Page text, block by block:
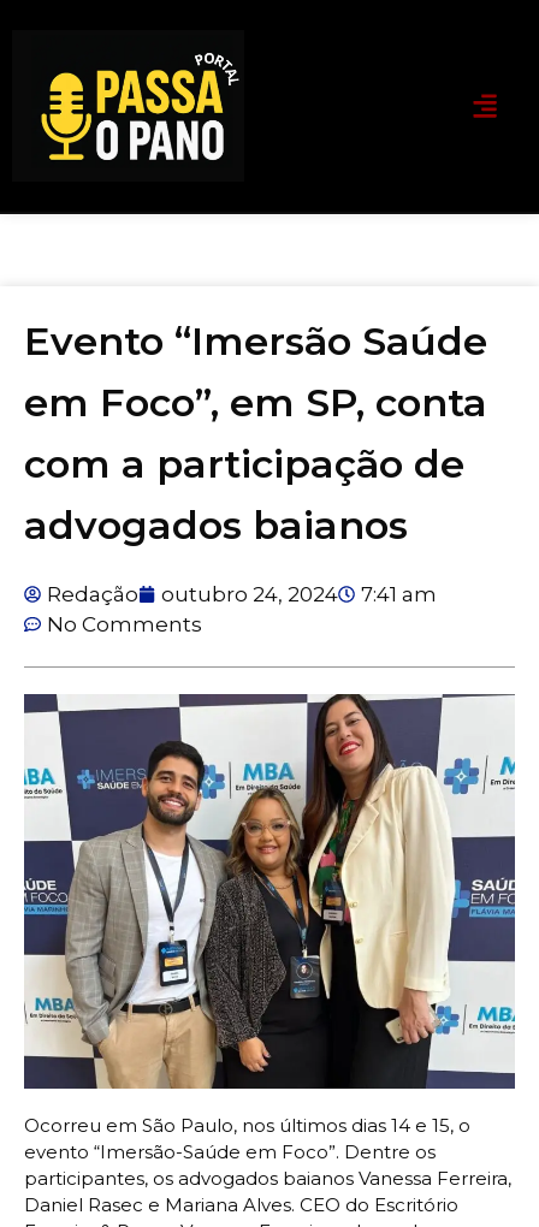
Evento “Imersão Saúde
em Foco”, em SP, conta
com a participação de
advogados baianos
Redação outubro 24, 2024
7:41 am
No Comments
Ocorreu em São Paulo, nos últimos dias 14 e 15, o
evento “Imersão-Saúde em Foco”. Dentre os
participantes, os advogados baianos Vanessa Ferreira,
Daniel Rasec e Mariana Alves. CEO do Escritório